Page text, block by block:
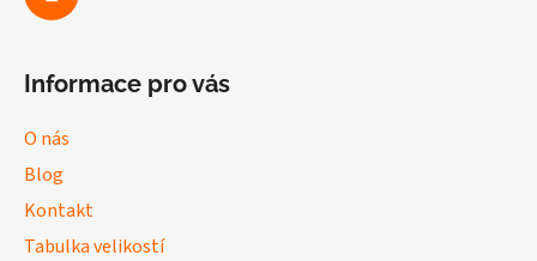
Informace pro vás
O nás
Blog
Kontakt
Tabulka velikostí